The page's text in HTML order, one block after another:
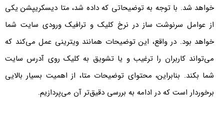
خواهد شد. با توجه به توضیحاتی که داده شد، متا دیسکریپشن یکی
از عوامل سرنوشت ساز در نرخ کلیک و ترافیک ورودی سایت شما
خواهد بود. در واقع، این توضیحات همانند ویترینی عمل می‌کند که
می‌تواند کاربران را ترغیب و یا تشویق به کلیک روی آدرس سایت
شما بکند. بنابراین، محتوای توضیحات متا، از اهمیت بسیار بالایی
برخوردار است که در ادامه به بررسی دقیق‌تر آن می‌پردازیم.